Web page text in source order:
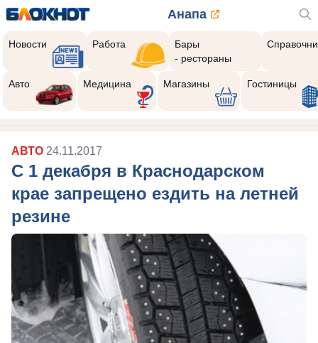
Анапа
Новости Работа
Бары
- рестораны
Авто Медицина Магазины Гостиницы
АВТО 24.11.2017
С 1 декабря в Краснодарском
крае запрещено ездить на летней
резине